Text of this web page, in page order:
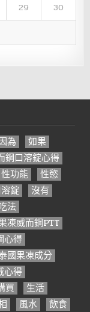
29
30
為
如果
鋼口溶錠心得
性功能
性慾
錠
沒有
法
凍威而鋼PTT
心得
國果凍成分
心得
買
生活
風水 飲食